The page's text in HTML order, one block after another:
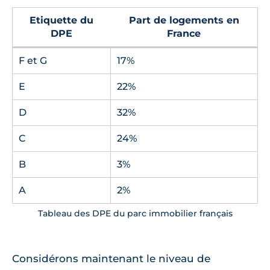
Tableau des DPE du parc immobilier français
Etiquette du
DPE
Part de logements en
France
F et G 17%
E 22%
D 32%
C 24%
B 3%
A 2%
Considérons maintenant le niveau de